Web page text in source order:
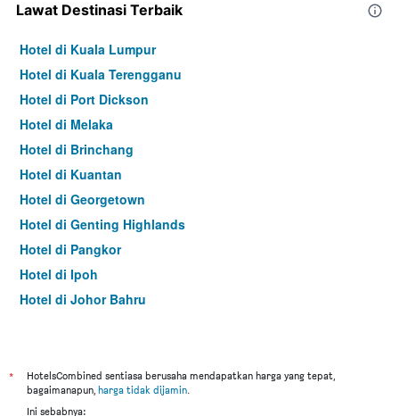
Lawat Destinasi Terbaik
Hotel di Kuala Lumpur
Hotel di Kuala Terengganu
Hotel di Port Dickson
Hotel di Melaka
Hotel di Brinchang
Hotel di Kuantan
Hotel di Georgetown
Hotel di Genting Highlands
Hotel di Pangkor
Hotel di Ipoh
Hotel di Johor Bahru
Hotel di Kuching
Hotel di Tokyo
*
HotelsCombined sentiasa berusaha mendapatkan harga yang tepat,
bagaimanapun, harga tidak dijamin.
Ini sebabnya: